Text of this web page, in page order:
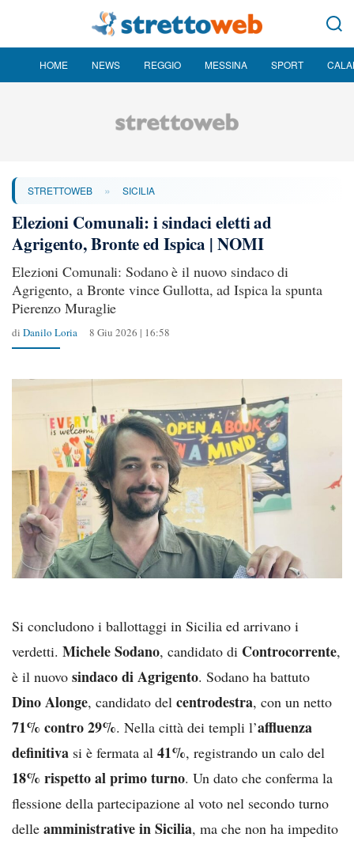
HOME NEWS REGGIO MESSINA SPORT
STRETTOWEB » SICILIA
Elezioni Comunali: i sindaci eletti ad
Agrigento, Bronte ed Ispica | NOMI
Elezioni Comunali: Sodano è il nuovo sindaco di
Agrigento, a Bronte vince Gullotta, ad Ispica la spunta
Pierenzo Muraglie
di Danilo Loria 8 Giu 2026 | 16:58
Si concludono i ballottaggi in Sicilia ed arrivano i
verdetti. Michele Sodano, candidato di Controcorrente,
è il nuovo sindaco di Agrigento. Sodano ha battuto
Dino Alonge, candidato del centrodestra, con un netto
71% contro 29%. Nella città dei templi l’affluenza
definitiva si è fermata al 41%, registrando un calo del
18% rispetto al primo turno. Un dato che conferma la
flessione della partecipazione al voto nel secondo turno
delle amministrative in Sicilia, ma che non ha impedito